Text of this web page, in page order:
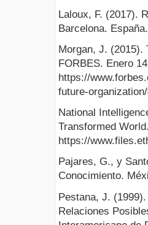
Laloux, F. (2017).
Barcelona. España.
Morgan, J. (2015).
FORBES. Enero
https://
future-
National
Transformed
https://
Pajares, G., y
Conocimiento.
Pestana, J.
Relaciones